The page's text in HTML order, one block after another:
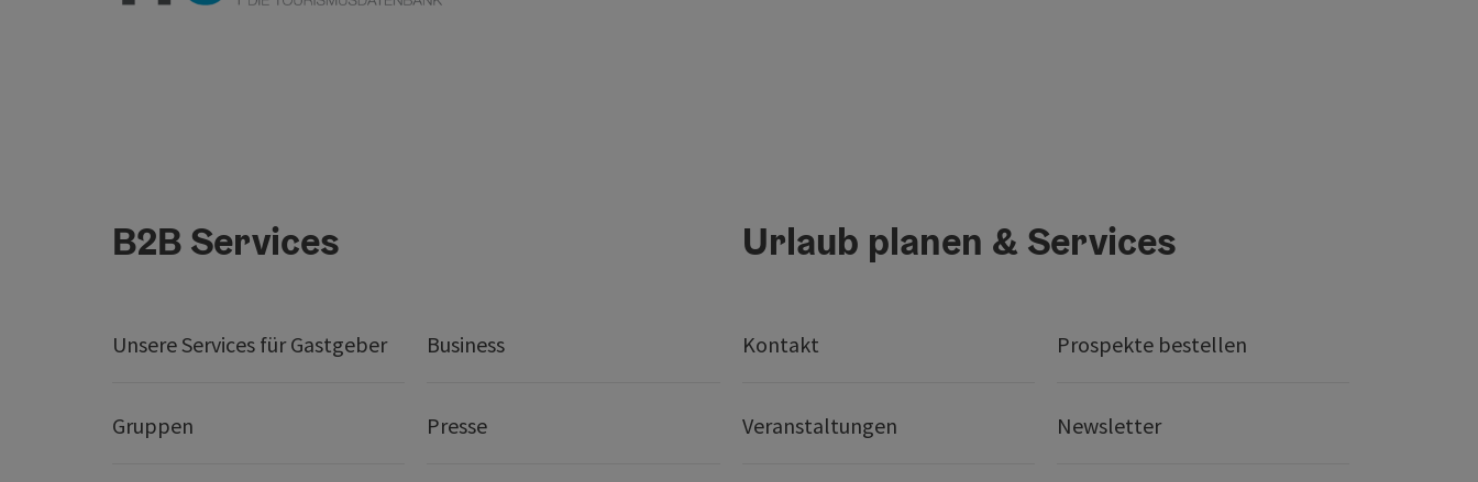
B2B Services
Unsere Services für Gastgeber Business
Gruppen Presse
Urlaub planen & Services
Kontakt Prospekte bestellen
Veranstaltungen Newsletter